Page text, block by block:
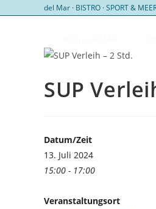
del Mar · BISTRO · SPORT &
SUP
Datum/Zeit
13. Juli 2024
15:00 - 17:00
Veranstaltungsort